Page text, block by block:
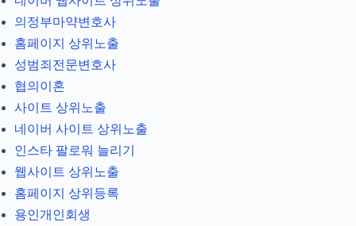
의정부마약변호사
홈페이지 상위노출
성범죄전문변호사
협의이혼
사이트 상위노출
네이버 사이트 상위노출
인스타 팔로워 늘리기
웹사이트 상위노출
홈페이지 상위등록
용인개인회생